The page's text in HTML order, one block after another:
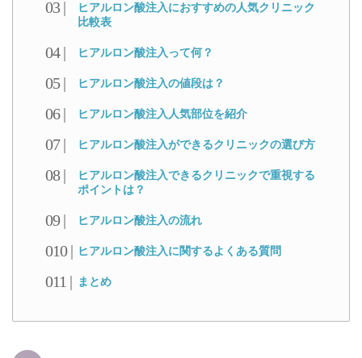
ヒアルロン酸注入におすすめの人気クリニック
比較表
ヒアルロン酸注入って何？
ヒアルロン酸注入の値段は？
ヒアルロン酸注入人気部位を紹介
ヒアルロン酸注入ができるクリニックの選び方
ヒアルロン酸注入できるクリニックで重視する
ポイントは？
ヒアルロン酸注入の流れ
ヒアルロン酸注入に関するよくある質問
まとめ